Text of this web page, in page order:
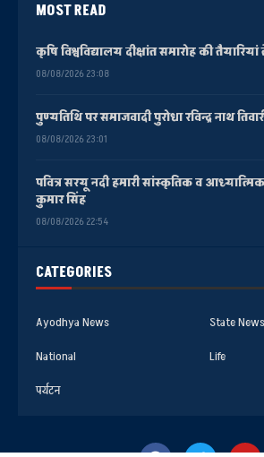
CATEGORIES
Ayodhya News
State News
National
Life
पर्यटन
MOST READ
कृषि विश्वविद्यालय दीक्षांत समारोह की
08/08/2026 23:08
पुण्यतिथि पर समाजवादी पुरोधा रविन्द्र नाथ
08/08/2026 23:01
पवित्र सरयू नदी हमारी सांस्कृतिक व
कुमार सिंह
08/08/2026 22:54